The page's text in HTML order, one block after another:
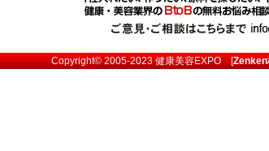
Copyright© 2005-2023健康美容EXPO[Zenken